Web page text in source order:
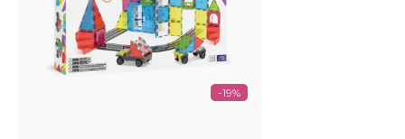
-19%